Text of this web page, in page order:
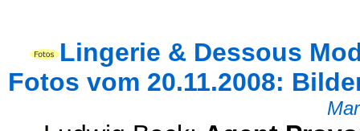
Lingerie & Dessous
Fotos vom 20.11.2008: